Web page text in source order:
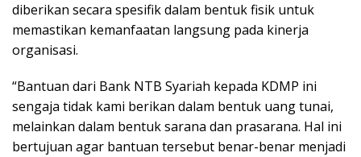
diberikan secara spesifik dalam bentuk fisik untuk
memastikan kemanfaatan langsung pada kinerja
organisasi.
“Bantuan dari Bank NTB Syariah kepada KDMP ini
sengaja tidak kami berikan dalam bentuk uang tunai,
melainkan dalam bentuk sarana dan prasarana. Hal ini
bertujuan agar bantuan tersebut benar-benar menjadi